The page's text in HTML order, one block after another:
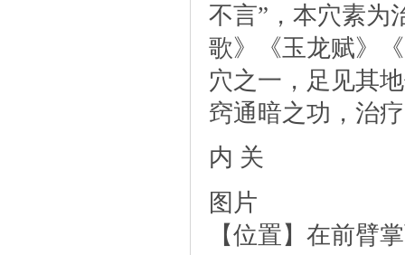
不言”，本穴素为
歌》《玉龙赋》
穴之一，足见其
窍通暗之功，治
内关
图片
【位置】在前臂